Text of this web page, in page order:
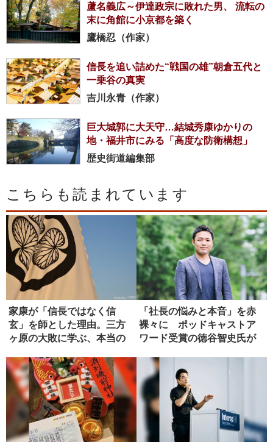
蘆名義広～伊達政宗に敗れた男、 流転の
末に角館に小京都を築く
鷹橋忍（作家）
信長を追い詰めた“戦国の雄”朝倉五代と
一乗谷の真実
吉川永青（作家）
巨大城郭に大天守…結城秀康ゆかりの
地・福井市にみる「高度な防衛構想」
歴史街道編集部
こちらも読まれています
家康が「信長ではなく信
玄」を師とした理由。三方
ヶ原の大敗に学ぶ、本当の
「社長の悩みと本音」を赤
裸々に ポッドキャストア
ワード受賞の徳谷智史氏が